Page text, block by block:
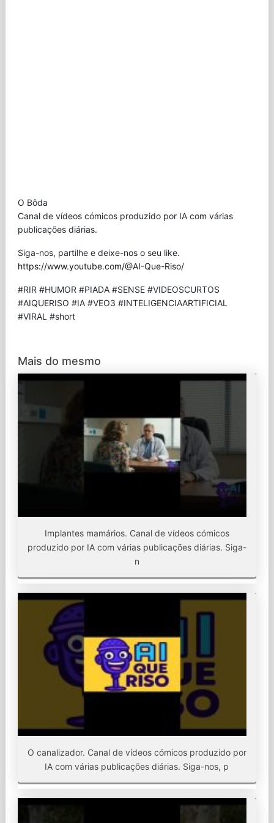
O Bôda
Canal de vídeos cómicos produzido por IA com várias
publicações diárias.
Siga-nos, partilhe e deixe-nos o seu like.
https://www.youtube.com/@AI-Que-Riso/
#RIR #HUMOR #PIADA #SENSE #VIDEOSCURTOS
#AIQUERISO #IA #VEO3 #INTELIGENCIAARTIFICIAL
#VIRAL #short
Mais do mesmo
Implantes mamários. Canal de vídeos cómicos
produzido por IA com várias publicações diárias. Siga-
n
O canalizador. Canal de vídeos cómicos produzido por
IA com várias publicações diárias. Siga-nos, p